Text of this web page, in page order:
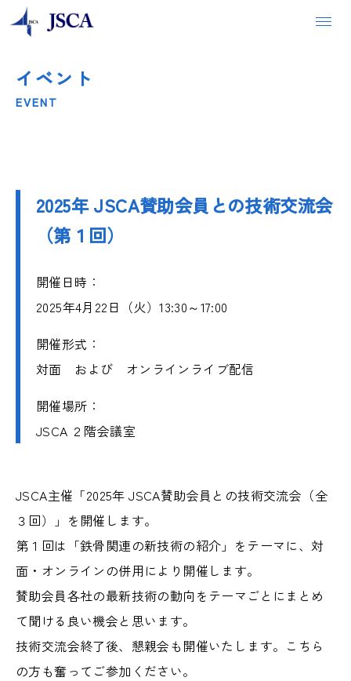
イベント
EVENT
2025年 JSCA賛助会員との技術交流会
（第１回）
開催日時：
2025年4月22日（火）13:30～17:00
開催形式：
対面 および オンラインライブ配信
開催場所：
JSCA ２階会議室
JSCA主催「2025年 JSCA賛助会員との技術交流会（全
３回）」を開催します。
第１回は「鉄骨関連の新技術の紹介」をテーマに、対
面・オンラインの併用により開催します。
賛助会員各社の最新技術の動向をテーマごとにまとめ
て聞ける良い機会と思います。
技術交流会終了後、懇親会も開催いたします。こちら
の方も奮ってご参加ください。
JSCA会長からのメッセージ
JSCA 組織体制
公開資料
公開技術情報
JSCA賞
JSCA賞とは
JSCA建築構造士とは